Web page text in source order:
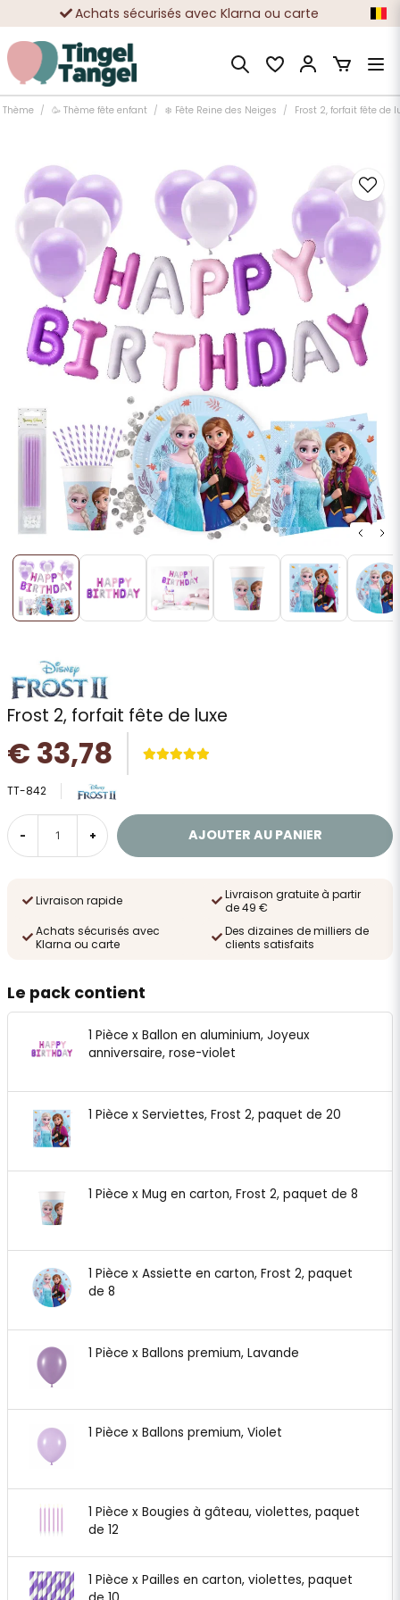
Achats sécurisés avec Klarna ou carte
Des dizaines de milliers de clients satisfaits
Thème 🥳 Thème fête enfant ❄️ Fête Reine des Neiges Frost 2, forfait fête de
Frost 2, forfait fête de luxe
€ 33,78
TT-842
- + AJOUTER AU PANIER
Livraison rapide
Livraison gratuite à partir
de 49 €
Achats sécurisés avec
Klarna ou carte
Des dizaines de milliers de
clients satisfaits
Le pack contient
1 Pièce x Ballon en aluminium, Joyeux
anniversaire, rose-violet
1 Pièce x Serviettes, Frost 2, paquet de 20
1 Pièce x Mug en carton, Frost 2, paquet de 8
1 Pièce x Assiette en carton, Frost 2, paquet
de 8
1 Pièce x Ballons premium, Lavande
1 Pièce x Ballons premium, Violet
1 Pièce x Bougies à gâteau, violettes, paquet
de 12
1 Pièce x Pailles en carton, violettes, paquet